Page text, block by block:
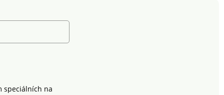
speciálních na